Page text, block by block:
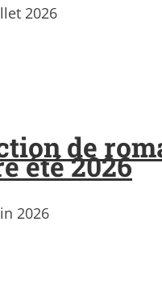
2026
de
été 2026
2026